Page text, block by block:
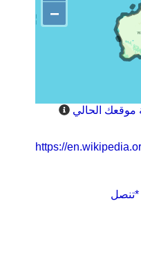
−
موقعك الحالي
https://
*تنصل